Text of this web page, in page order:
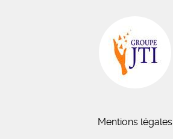
Mentions légales